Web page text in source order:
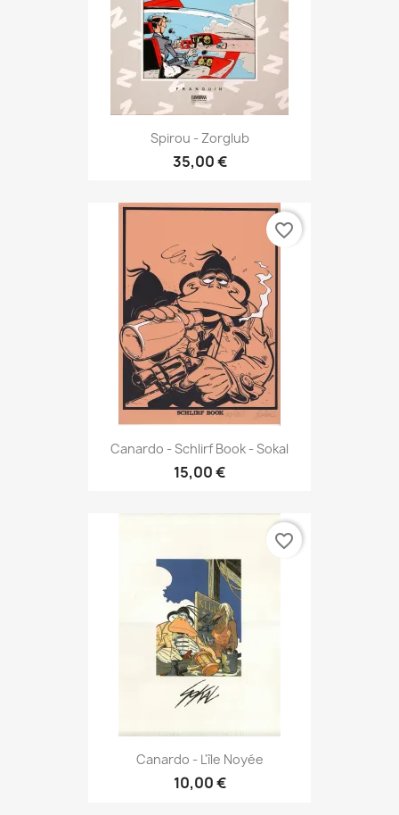
Spirou - Zorglub
35,00 €
Canardo - Schlirf Book - Sokal
15,00 €
favorite_border
Canardo - L'île Noyée
10,00 €
favorite_border